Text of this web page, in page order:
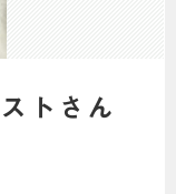
トさん